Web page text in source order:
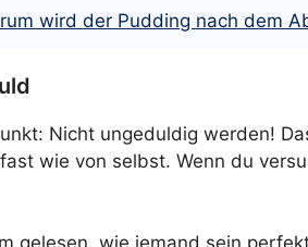
wird der Pudding nach dem
Nicht ungeduldig werden!
wie von selbst. Wenn du